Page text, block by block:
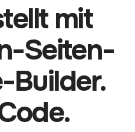
mit
Seiten-
Builder.